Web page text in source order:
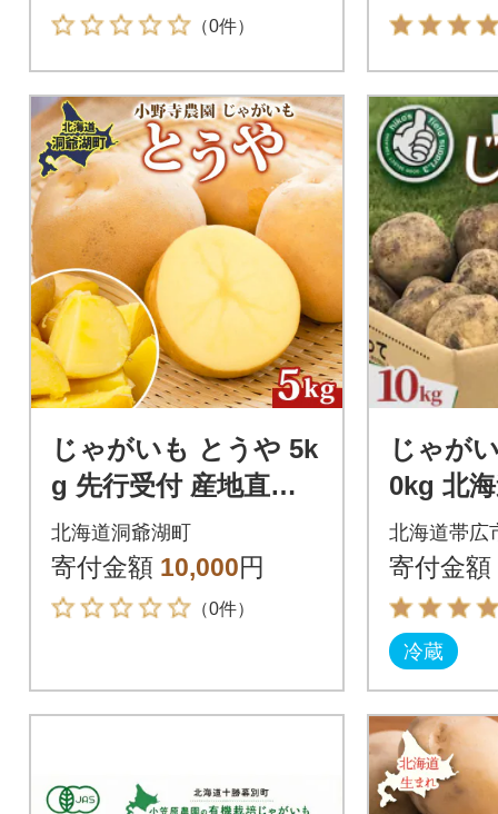
（0件）
じゃがいも とうや 5k
g 先行受付 産地直送
北海道 洞爺湖 2026年
9月下旬以降発送予定
北海道洞爺湖町
寄付金額 10,000円
（0件）
じゃが
0kg 北
北海道帯広
寄付金額
冷蔵